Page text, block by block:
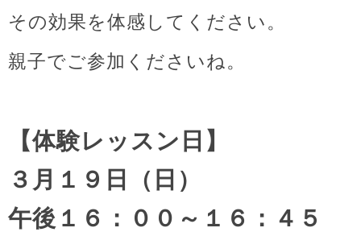
その効果を体感してください。
親子でご参加くださいね。
【体験レッスン日】
３月１９日（日）
午後１６：００～１６：４５